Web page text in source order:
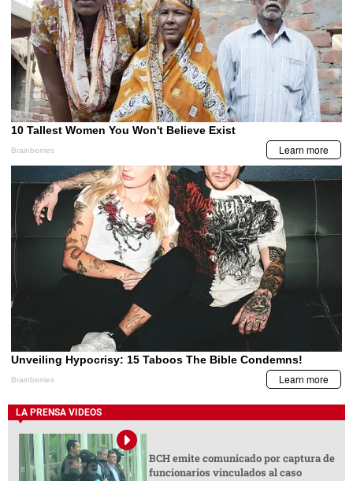
LA PRENSA VIDEOS
BCH emite comunicado por captura de
funcionarios vinculados al caso